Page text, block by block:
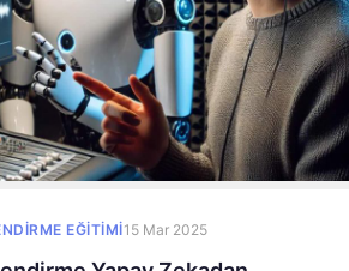
EĞITIMI15 Mar 2025